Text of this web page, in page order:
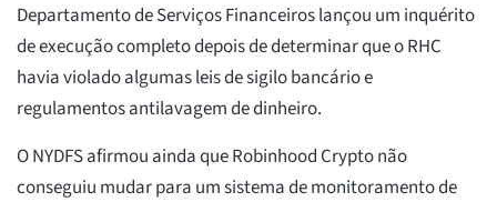
Departamento de Serviços Financeiros lançou um inquérito
de execução completo depois de determinar que o RHC
havia violado algumas leis de sigilo bancário e
regulamentos antilavagem de dinheiro.
O NYDFS afirmou ainda que Robinhood Crypto não
conseguiu mudar para um sistema de monitoramento de